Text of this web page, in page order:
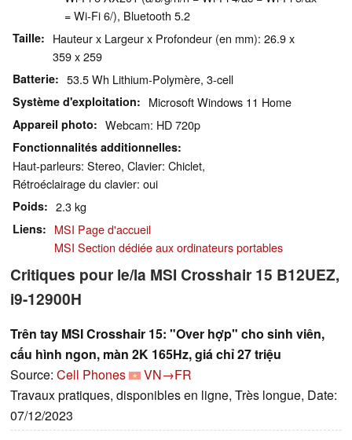
= Wi-Fi 6/), Bluetooth 5.2
Taille
Hauteur x Largeur x Profondeur (en mm): 26.9 x
359 x 259
Batterie 53.5 Wh Lithium-Polymère, 3-cell
Système d'exploitation Microsoft Windows 11 Home
Appareil photo Webcam: HD 720p
Fonctionnalités additionnelles
Haut-parleurs: Stereo, Clavier: Chiclet,
Rétroéclairage du clavier: oui
Poids 2.3 kg
Liens
MSI Page d'accueil
MSI Section dédiée aux ordinateurs portables
Critiques pour le/la MSI Crosshair 15 B12UEZ,
i9-12900H
Trên tay MSI Crosshair 15: "Over hợp" cho sinh viên,
cấu hình ngon, màn 2K 165Hz, giá chỉ 27 triệu
Source: Cell Phones
VN→FR
Travaux pratiques, disponibles en ligne, Très longue, Date:
07/12/2023